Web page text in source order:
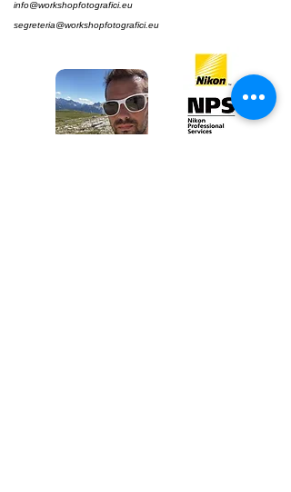
info@workshopfotografici.eu
segreteria@workshopfotografici.eu